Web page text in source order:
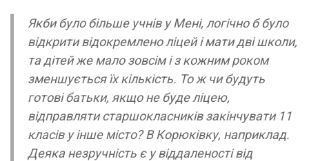
Якби було більше учнів у Мені, логічно б було
відкрити відокремлено ліцей і мати дві школи,
та дітей же мало зовсім і з кожним роком
зменшується їх кількість. То ж чи будуть
готові батьки, якщо не буде ліцею,
відправляти старшокласників закінчувати 11
класів у інше місто? В Корюківку, наприклад.
Деяка незручність є у віддаленості від